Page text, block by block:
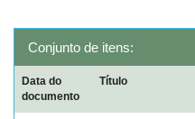
Conjunto de itens:
Data do
documento
Título